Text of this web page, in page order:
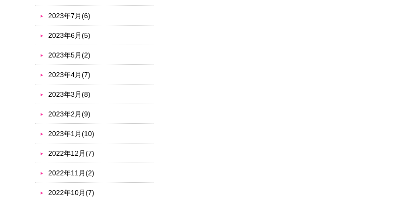
2023年7月(6)
2023年6月(5)
2023年5月(2)
2023年4月(7)
2023年3月(8)
2023年2月(9)
2023年1月(10)
2022年12月(7)
2022年11月(2)
2022年10月(7)